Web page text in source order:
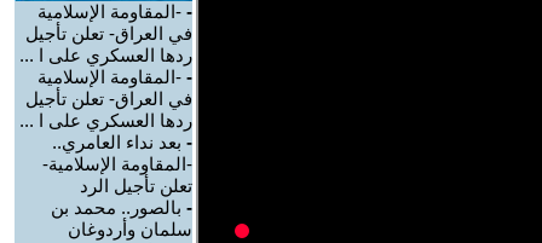
- -المقاومة الإسلامية
في العراق- تعلن تأجيل
ردها العسكري على ا ...
- -المقاومة الإسلامية
في العراق- تعلن تأجيل
ردها العسكري على ا ...
- بعد نداء العامري..
-المقاومة الإسلامية-
تعلن تأجيل الرد
- بالصور.. محمد بن
سلمان وأردوغان